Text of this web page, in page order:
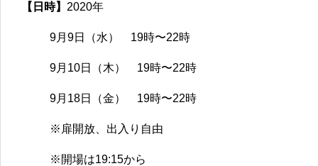
【日時】 2020年
9月9日（水） 19時〜22時
9月10日（木） 19時〜22時
9月18日（金） 19時〜22時
※扉開放、出入り自由
※開場は19:15から